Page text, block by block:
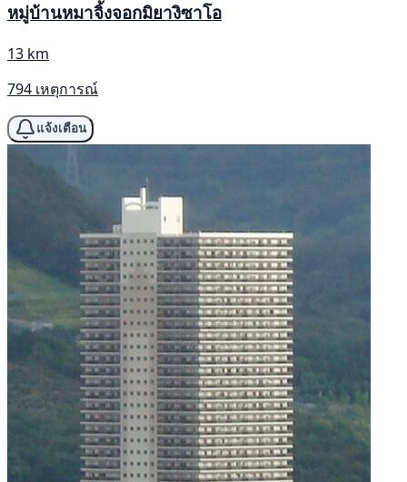
หมู่บ้านหมาจิ้งจอกมิยางิซาโอ
13 km
794 เหตุการณ์
แจ้งเตือน